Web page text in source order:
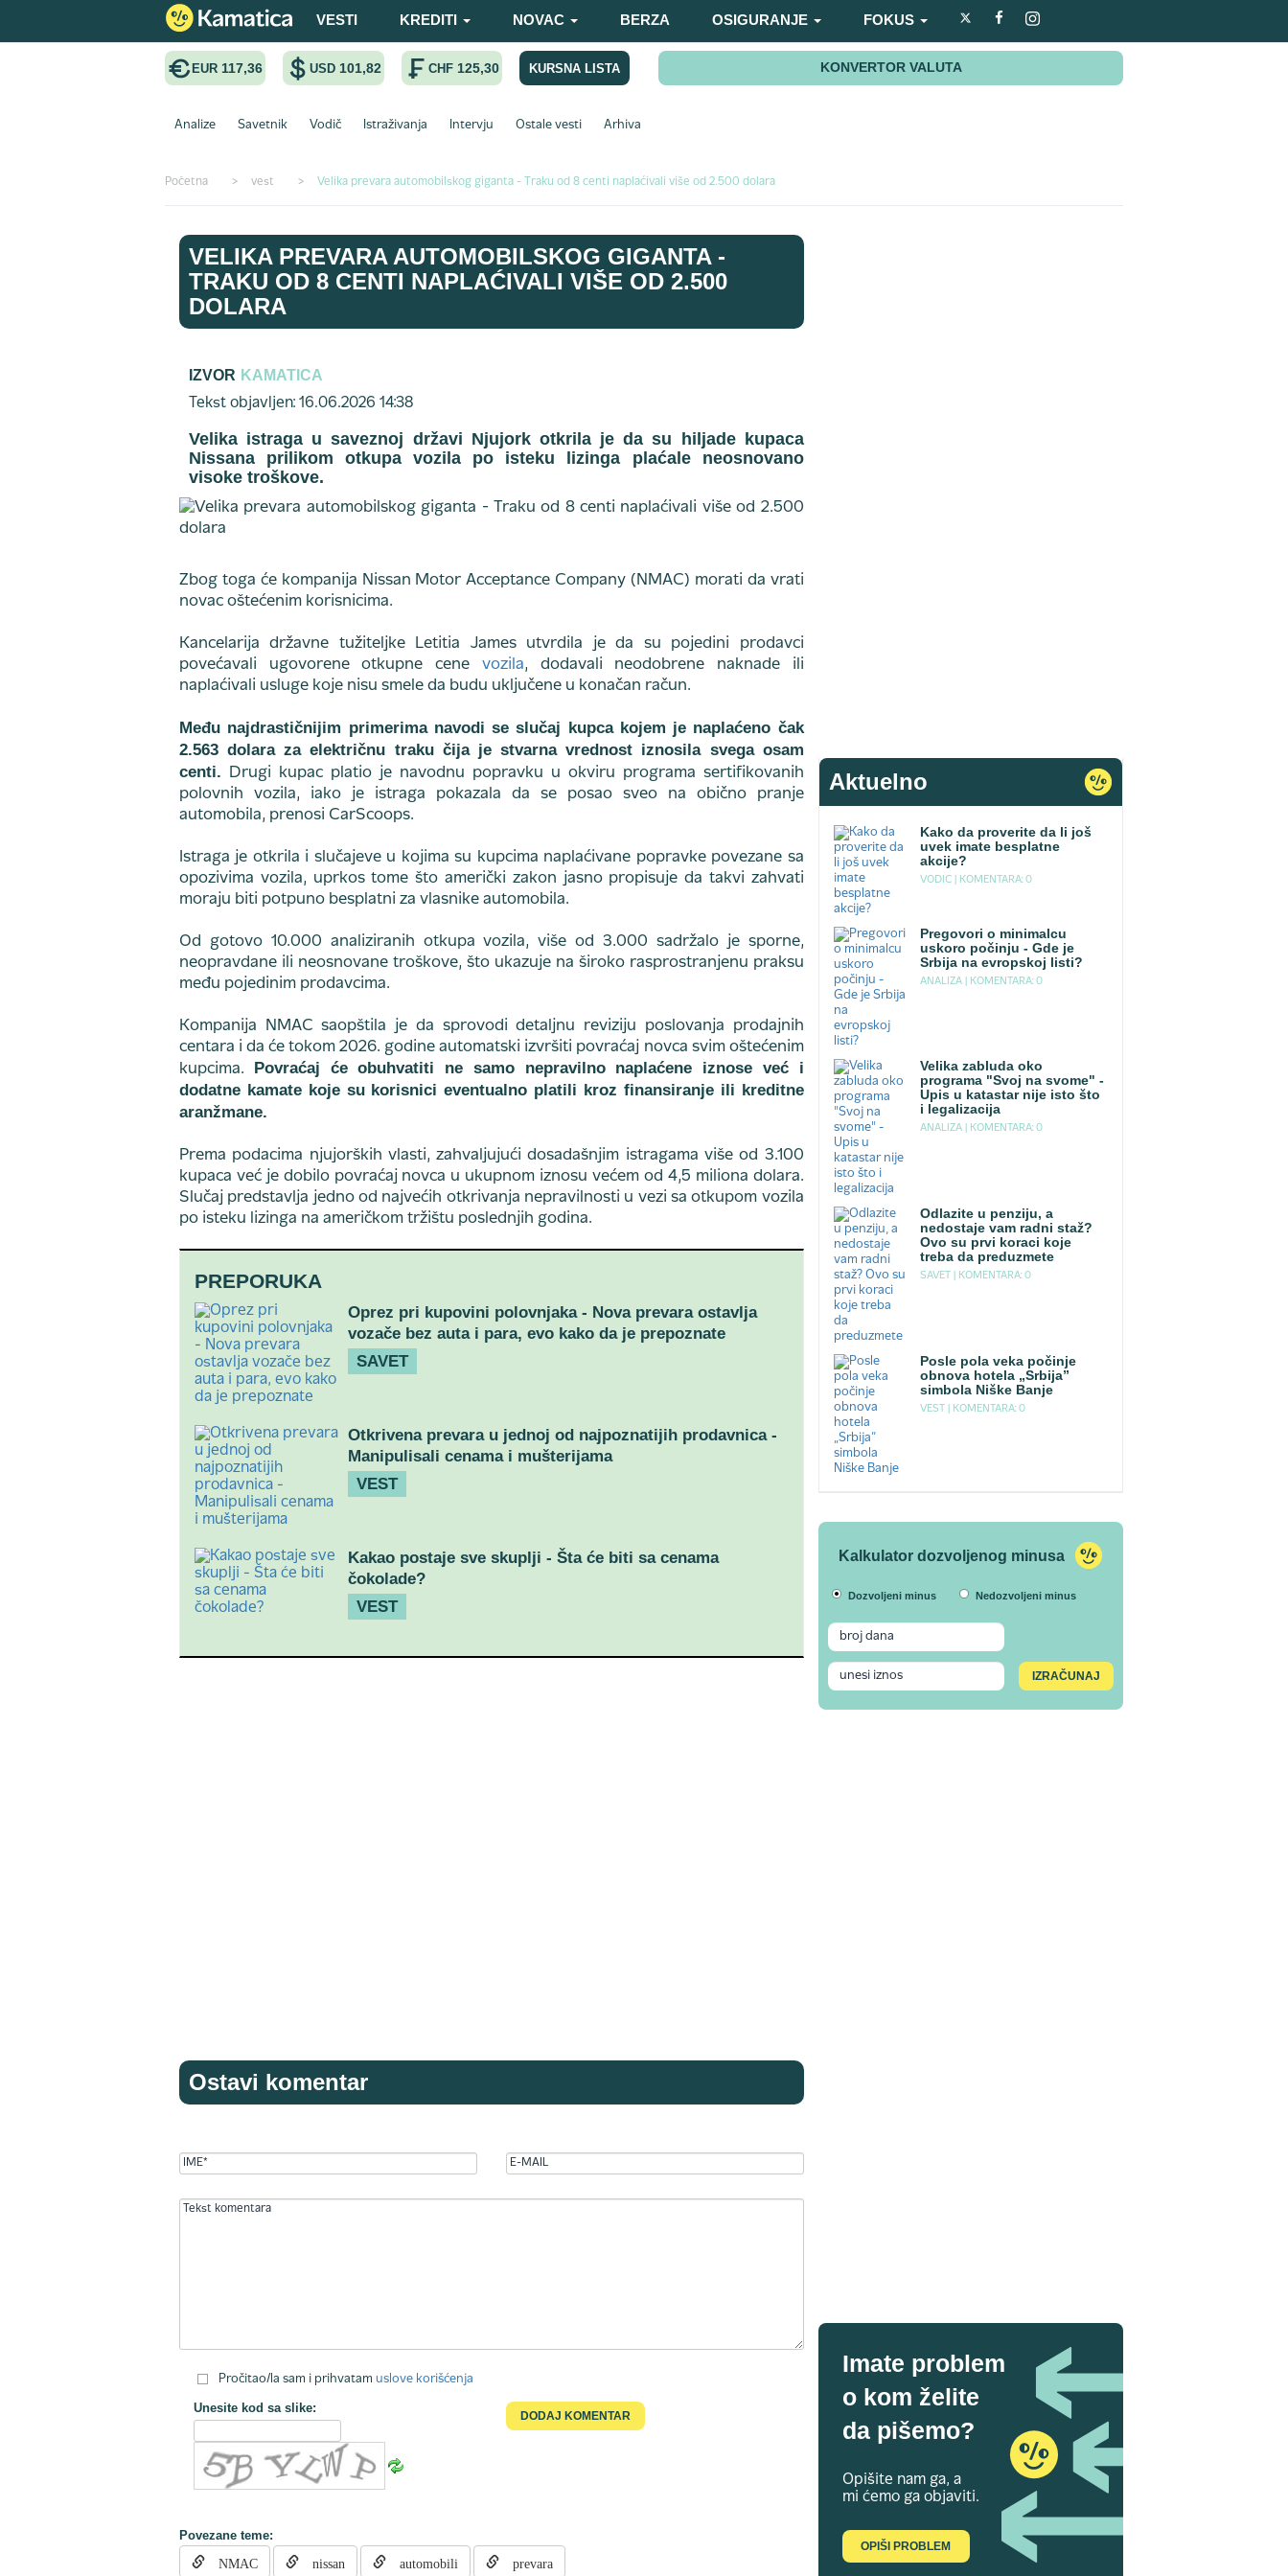
VESTI KREDITI NOVAC BERZA OSIGURANJE FOKUS
EUR 117,36 USD 101,82 CHF 125,30 KURSNA LISTA KONVERTOR VALUTA
Analize Savetnik Vodič Istraživanja Intervju Ostale vesti Arhiva
Početna > vest > Velika prevara automobilskog giganta - Traku od 8 centi naplaćivali više od 2.500 dolara
VELIKA PREVARA AUTOMOBILSKOG GIGANTA -
TRAKU OD 8 CENTI NAPLAĆIVALI VIŠE OD 2.500
DOLARA
IZVOR KAMATICA
Tekst objavljen: 16.06.2026 14:38
Velika istraga u saveznoj državi Njujork otkrila je da su hiljade kupaca
Nissana prilikom otkupa vozila po isteku lizinga plaćale neosnovano
visoke troškove.
Zbog toga će kompanija Nissan Motor Acceptance Company (NMAC) morati da vrati
novac oštećenim korisnicima.
Kancelarija državne tužiteljke Letitia James utvrdila je da su pojedini prodavci
povećavali ugovorene otkupne cene vozila, dodavali neodobrene naknade ili
naplaćivali usluge koje nisu smele da budu uključene u konačan račun.
Među najdrastičnijim primerima navodi se slučaj kupca kojem je naplaćeno čak
2.563 dolara za električnu traku čija je stvarna vrednost iznosila svega osam
centi. Drugi kupac platio je navodnu popravku u okviru programa sertifikovanih
polovnih vozila, iako je istraga pokazala da se posao sveo na obično pranje
automobila, prenosi CarScoops.
Istraga je otkrila i slučajeve u kojima su kupcima naplaćivane popravke povezane sa
opozivima vozila, uprkos tome što američki zakon jasno propisuje da takvi zahvati
moraju biti potpuno besplatni za vlasnike automobila.
Od gotovo 10.000 analiziranih otkupa vozila, više od 3.000 sadržalo je sporne,
neopravdane ili neosnovane troškove, što ukazuje na široko rasprostranjenu praksu
među pojedinim prodavcima.
Kompanija NMAC saopštila je da sprovodi detaljnu reviziju poslovanja prodajnih
centara i da će tokom 2026. godine automatski izvršiti povraćaj novca svim oštećenim
kupcima. Povraćaj će obuhvatiti ne samo nepravilno naplaćene iznose već i
dodatne kamate koje su korisnici eventualno platili kroz finansiranje ili kreditne
aranžmane.
Prema podacima njujorških vlasti, zahvaljujući dosadašnjim istragama više od 3.100
kupaca već je dobilo povraćaj novca u ukupnom iznosu većem od 4,5 miliona dolara.
Slučaj predstavlja jedno od najvećih otkrivanja nepravilnosti u vezi sa otkupom vozila
po isteku lizinga na američkom tržištu poslednjih godina.
PREPORUKA
Oprez pri kupovini polovnjaka - Nova prevara ostavlja
vozače bez auta i para, evo kako da je prepoznate
SAVET
Otkrivena prevara u jednoj od najpoznatijih prodavnica -
Manipulisali cenama i mušterijama
VEST
Kakao postaje sve skuplji - Šta će biti sa cenama
čokolade?
VEST
Ostavi komentar
Pročitao/la sam i prihvatam uslove korišćenja
Unesite kod sa slike:
Povezane teme:
NMAC nissan automobili prevara
Aktuelno
Kako da proverite da li još
uvek imate besplatne
akcije?
VODIC | KOMENTARA: 0
Pregovori o minimalcu
uskoro počinju - Gde je
Srbija na evropskoj listi?
ANALIZA | KOMENTARA: 0
Velika zabluda oko
programa "Svoj na svome" -
Upis u katastar nije isto što
i legalizacija
ANALIZA | KOMENTARA: 0
Odlazite u penziju, a
nedostaje vam radni staž?
Ovo su prvi koraci koje
treba da preduzmete
SAVET | KOMENTARA: 0
Posle pola veka počinje
obnova hotela „Srbija”
simbola Niške Banje
VEST | KOMENTARA: 0
Kalkulator dozvoljenog minusa
Dozvoljeni minus Nedozvoljeni minus
Imate problem
o kom želite
da pišemo?
Opišite nam ga, a
mi ćemo ga objaviti.
OPIŠI PROBLEM